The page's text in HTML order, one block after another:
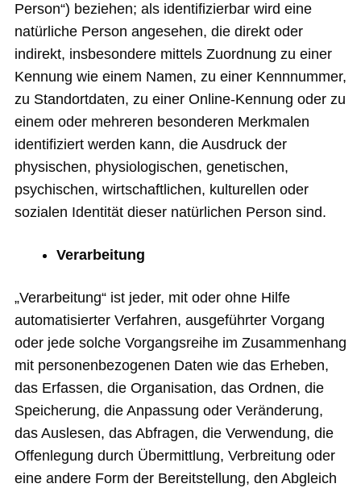
Person“) beziehen; als identifizierbar wird eine
natürliche Person angesehen, die direkt oder
indirekt, insbesondere mittels Zuordnung zu einer
Kennung wie einem Namen, zu einer Kennnummer,
zu Standortdaten, zu einer Online-Kennung oder zu
einem oder mehreren besonderen Merkmalen
identifiziert werden kann, die Ausdruck der
physischen, physiologischen, genetischen,
psychischen, wirtschaftlichen, kulturellen oder
sozialen Identität dieser natürlichen Person sind.
Verarbeitung
„Verarbeitung“ ist jeder, mit oder ohne Hilfe
automatisierter Verfahren, ausgeführter Vorgang
oder jede solche Vorgangsreihe im Zusammenhang
mit personenbezogenen Daten wie das Erheben,
das Erfassen, die Organisation, das Ordnen, die
Speicherung, die Anpassung oder Veränderung,
das Auslesen, das Abfragen, die Verwendung, die
Offenlegung durch Übermittlung, Verbreitung oder
eine andere Form der Bereitstellung, den Abgleich